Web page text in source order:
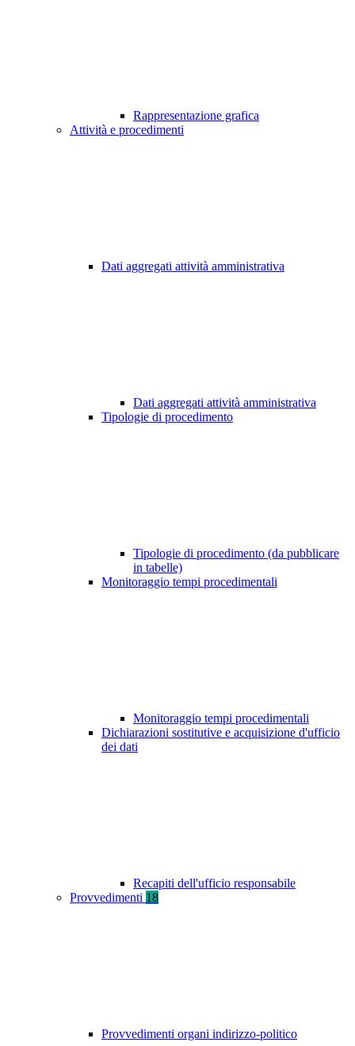
Rappresentazione grafica
Attività e procedimenti
Dati aggregati attività amministrativa
Dati aggregati attività amministrativa
Tipologie di procedimento
Tipologie di procedimento (da pubblicare
in tabelle)
Monitoraggio tempi procedimentali
Monitoraggio tempi procedimentali
Dichiarazioni sostitutive e acquisizione d'ufficio
dei dati
Recapiti dell'ufficio responsabile
Provvedimenti 18
Provvedimenti organi indirizzo-politico